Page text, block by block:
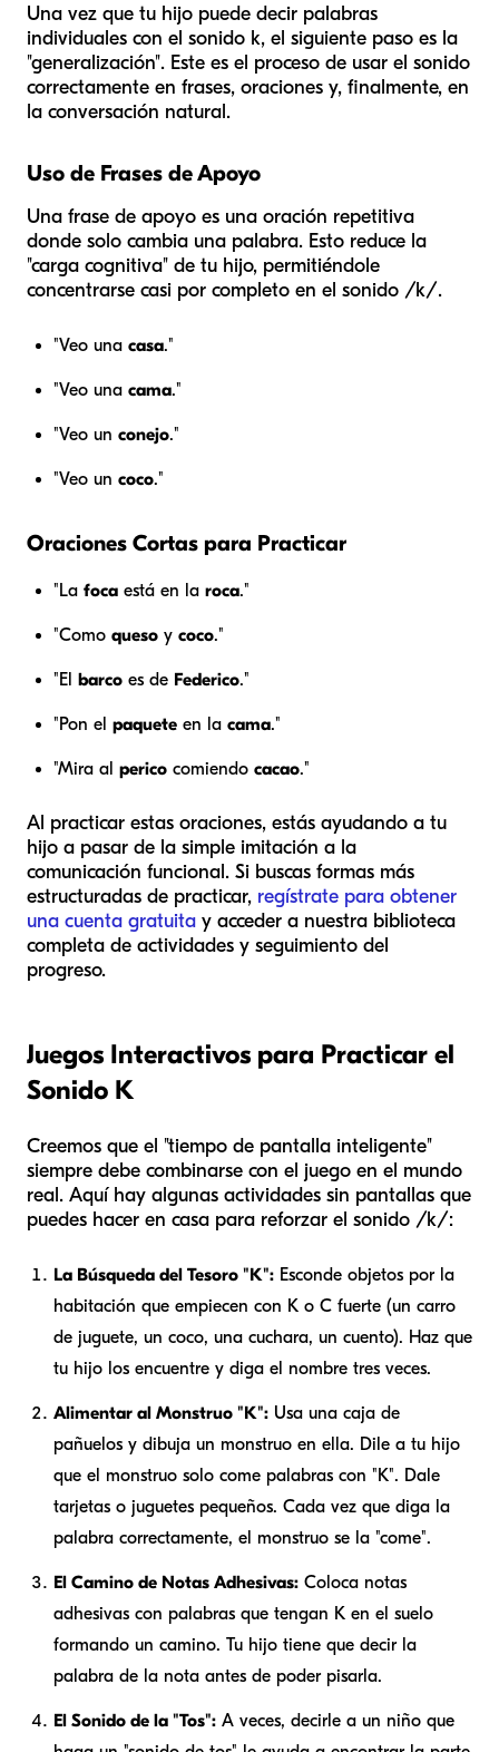
Una vez que tu hijo puede decir palabras
individuales con el sonido k, el siguiente paso es la
"generalización". Este es el proceso de usar el sonido
correctamente en frases, oraciones y, finalmente, en
la conversación natural.
Uso de Frases de Apoyo
Una frase de apoyo es una oración repetitiva
donde solo cambia una palabra. Esto reduce la
"carga cognitiva" de tu hijo, permitiéndole
concentrarse casi por completo en el sonido /k/.
"Veo una casa."
"Veo una cama."
"Veo un conejo."
"Veo un coco."
Oraciones Cortas para Practicar
"La foca está en la roca."
"Como queso y coco."
"El barco es de Federico."
"Pon el paquete en la cama."
"Mira al perico comiendo cacao."
Al practicar estas oraciones, estás ayudando a tu
hijo a pasar de la simple imitación a la
comunicación funcional. Si buscas formas más
estructuradas de practicar, regístrate para obtener
una cuenta gratuita y acceder a nuestra biblioteca
completa de actividades y seguimiento del
progreso.
Juegos Interactivos para Practicar el
Sonido K
Creemos que el "tiempo de pantalla inteligente"
siempre debe combinarse con el juego en el mundo
real. Aquí hay algunas actividades sin pantallas que
puedes hacer en casa para reforzar el sonido /k/:
La Búsqueda del Tesoro "K": Esconde objetos por la
habitación que empiecen con K o C fuerte (un carro
de juguete, un coco, una cuchara, un cuento). Haz que
tu hijo los encuentre y diga el nombre tres veces.
Alimentar al Monstruo "K": Usa una caja de
pañuelos y dibuja un monstruo en ella. Dile a tu hijo
que el monstruo solo come palabras con "K". Dale
tarjetas o juguetes pequeños. Cada vez que diga la
palabra correctamente, el monstruo se la "come".
El Camino de Notas Adhesivas: Coloca notas
adhesivas con palabras que tengan K en el suelo
formando un camino. Tu hijo tiene que decir la
palabra de la nota antes de poder pisarla.
El Sonido de la "Tos": A veces, decirle a un niño que